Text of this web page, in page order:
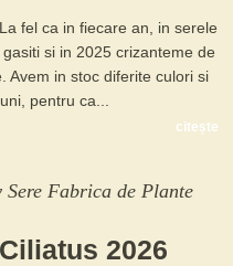
ca in fiecare an, in serele
si in 2025 crizanteme de
Avem in stoc diferite culori si
pentru ca...
citește
Sere Fabrica de Plante
2026